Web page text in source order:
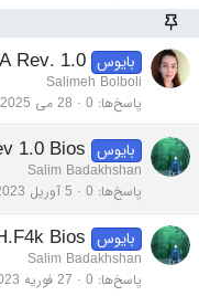
بایوس Rev. 1.0
Salimeh Bolboli
پاسخ‌ها 0 28 می 2025
بایوس 1.0 Bios
Salim Badakhshan
پاسخ‌ها 0 5 آوریل 2023
بایوس Bios
Salim Badakhshan
پاسخ‌ها 0 27 فوریه 2023